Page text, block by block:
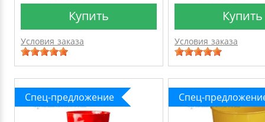
Купить
Условия заказа
Купить
Условия заказа
Спец-предложение Спец-